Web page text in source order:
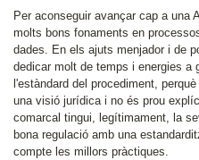
Per aconseguir avançar cap a una
molts bons fonaments en
dades. En els ajuts menjador i de
dedicar molt de temps i energies a
l'estàndard del procediment,
una visió jurídica i no és prou
comarcal tingui, legítimament, la
bona regulació amb una
compte les millors pràctiques.